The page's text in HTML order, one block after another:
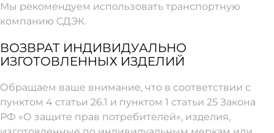
Мы рекомендуем использовать транспортную
компанию СДЭК.
ВОЗВРАТ ИНДИВИДУАЛЬНО
ИЗГОТОВЛЕННЫХ ИЗДЕЛИЙ
Обращаем ваше внимание, что в соответствии с
пунктом 4 статьи 26.1 и пунктом 1 статьи 25 Закона
РФ «О защите прав потребителей», изделия,